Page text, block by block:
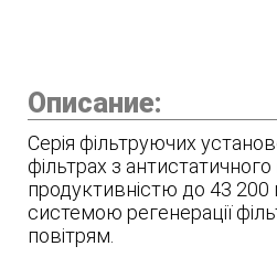
Описание:
Серія фільтруючих
фільтрах з антистатичного
продуктивністю до 43
системою регенерації
повітрям.